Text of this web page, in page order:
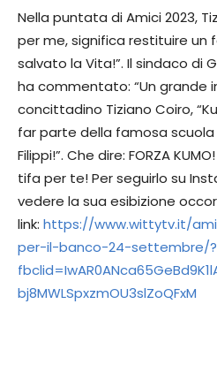
Nella puntata di Amici 2023,
per me, significa restituire un
salvato la Vita!”. Il sindaco di
ha commentato: “Un grande
concittadino Tiziano Coiro,
far parte della famosa scuola
Filippi!”. Che dire: FORZA
tifa per te! Per seguirlo su
vedere la sua esibizione
link: https://www.wittytv.it/
per-il-banco-24-settembre/?
bj8MWLSpxzmOU3slZoQFxM